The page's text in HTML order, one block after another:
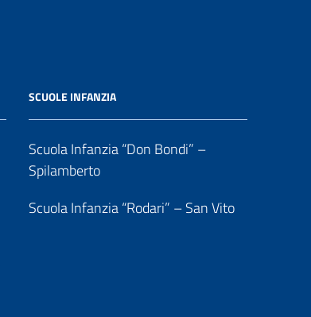
SCUOLE INFANZIA
Scuola Infanzia “Don Bondi” –
Spilamberto
Scuola Infanzia “Rodari” – San Vito